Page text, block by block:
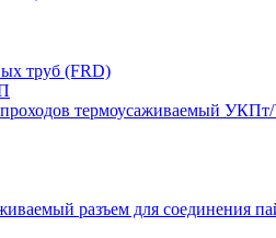
труб (FRD)
проходов термоусаживаемый
разъем для соединения